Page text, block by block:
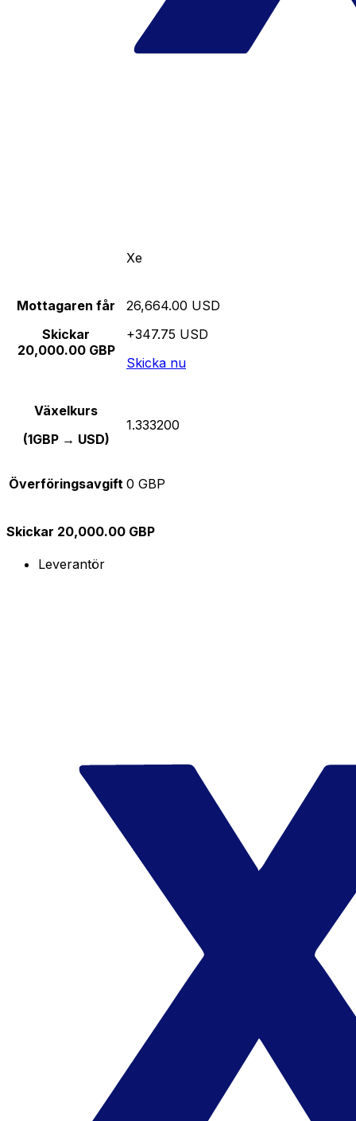
Xe
Mottagaren får
Skickar
20,000.00 GBP
26,664.00 USD
+347.75 USD
Skicka nu
Växelkurs
(1GBP → USD)
1.333200
Överföringsavgift 0 GBP
Skickar 20,000.00 GBP
Leverantör